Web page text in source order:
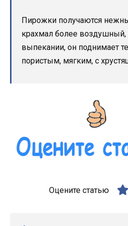
Пирожки получаются
крахмал более
выпекании, он поднимает
пористым, мягким, с
Оцените статью